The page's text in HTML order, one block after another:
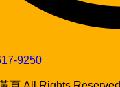
9250